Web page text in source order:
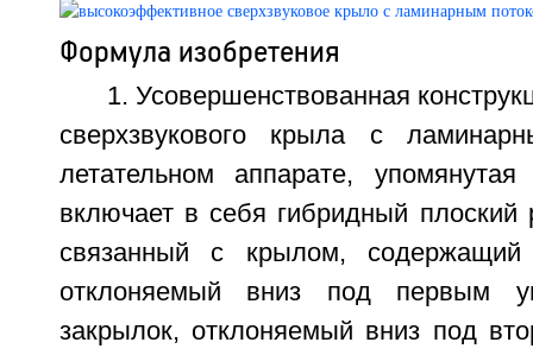
Формула изобретения
1. Усовершенствованная
сверхзвукового крыла с
летательном аппарате,
включает в себя гибридный плоский
связанный с крылом, содержащий
отклоняемый вниз под первым
закрылок, отклоняемый вниз под